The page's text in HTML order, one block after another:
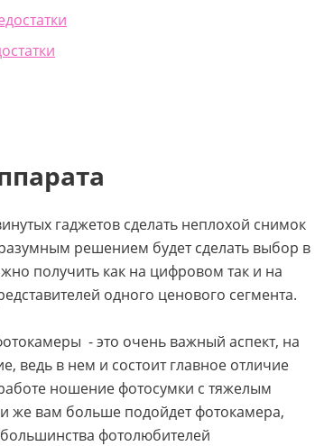
гаджетов сделать неплохой снимок
решением будет сделать выбор в
получить как на цифровом так и на
одного ценового сегмента.
- это очень важный аспект, на
ведь в нем и состоит главное отличие
ношение фотосумки с тяжелым
же вам больше подойдет фотокамера,
фотолюбителей